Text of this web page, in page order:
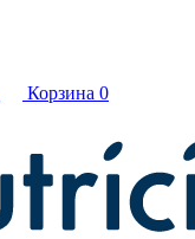
Корзина 0